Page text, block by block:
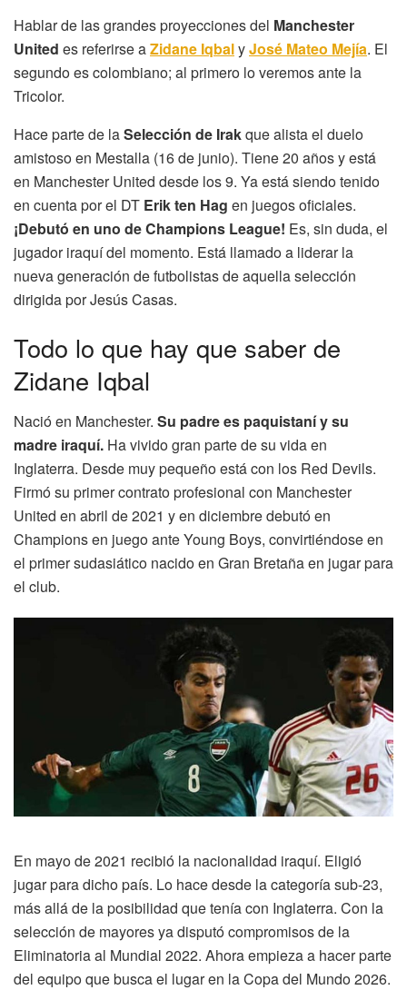
Hablar de las grandes proyecciones del Manchester
United es referirse aZidane IqbalyJosé Mateo Mejía. El
segundo es colombiano; al primero lo veremos ante la
Tricolor.
Hace parte de laSelección de Irakque alista el duelo
amistoso en Mestalla (16 de junio). Tiene 20 años y está
en Manchester United desde los 9. Ya está siendo tenido
en cuenta por el DT Erik ten Hag en juegos oficiales.
¡Debutó en uno de Champions League! Es, sin duda, el
jugador iraquí del momento. Está llamado a liderar la
nueva generación de futbolistas de aquella selección
dirigida por Jesús Casas.
Todo lo que hay que saber de
Zidane Iqbal
Nació en Manchester. Su padre es paquistaní y su
madre iraquí. Ha vivido gran parte de su vida en
Inglaterra. Desde muy pequeño está con los Red Devils.
Firmó su primer contrato profesional con Manchester
United en abril de 2021 y en diciembre debutó en
Champions en juego ante Young Boys, convirtiéndose en
el primer sudasiático nacido en Gran Bretaña en jugar para
el club.
En mayo de 2021 recibió la nacionalidad iraquí. Eligió
jugar para dicho país. Lo hace desde la categoría sub-23,
más allá de la posibilidad que tenía con Inglaterra. Con la
selección de mayores ya disputó compromisos de la
Eliminatoria al Mundial 2022. Ahora empieza a hacer parte
del equipo que busca el lugar en la Copa del Mundo 2026.